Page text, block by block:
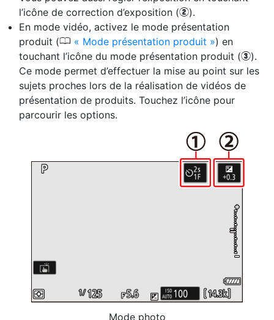
l’icône de correction d’exposition (w).
En mode vidéo, activez le mode présentation
produit (0 Mode présentation produit
) en
touchant l’icône du mode présentation produit (e).
Ce mode permet d’effectuer la mise au point sur les
sujets proches lors de la réalisation de vidéos de
présentation de produits. Touchez l’icône pour
parcourir les options.
Mode photo